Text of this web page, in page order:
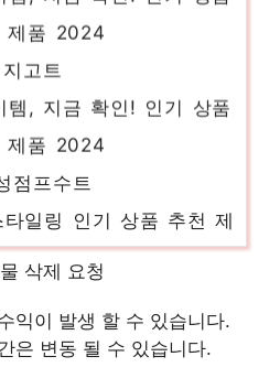
제품 2024
지고트
템, 지금 확인! 인기 상품
제품 2024
점프수트
타일링 인기 상품 추천 제
품 2024
튜디오
을 위해 인기 상품 추천
품 2024
삭제 요청
익이 발생 할 수 있습니다.
은 변동 될 수 있습니다.